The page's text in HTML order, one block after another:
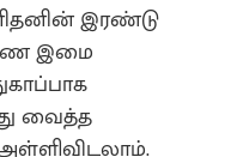
இரண்டு
இமை
வைத்த